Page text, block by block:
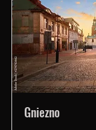
Gniezno